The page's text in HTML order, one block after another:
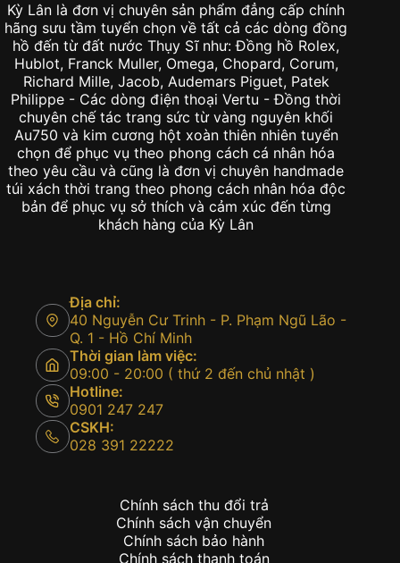
Kỳ Lân là đơn vị chuyên sản phẩm đẳng cấp chính
hãng sưu tầm tuyển chọn về tất cả các dòng đồng
hồ đến từ đất nước Thụy Sĩ như: Đồng hồ Rolex,
Hublot, Franck Muller, Omega, Chopard, Corum,
Richard Mille, Jacob, Audemars Piguet, Patek
Philippe - Các dòng điện thoại Vertu - Đồng thời
chuyên chế tác trang sức từ vàng nguyên khối
Au750 và kim cương hột xoàn thiên nhiên tuyển
chọn để phục vụ theo phong cách cá nhân hóa
theo yêu cầu và cũng là đơn vị chuyên handmade
túi xách thời trang theo phong cách nhân hóa độc
bản để phục vụ sở thích và cảm xúc đến từng
khách hàng của Kỳ Lân
Địa chỉ:
40 Nguyễn Cư Trinh - P. Phạm Ngũ Lão -
Q. 1 - Hồ Chí Minh
Thời gian làm việc:
09:00 - 20:00 ( thứ 2 đến chủ nhật )
Hotline:
0901 247 247
CSKH:
028 391 22222
Chính sách thu đổi trả
Chính sách vận chuyển
Chính sách bảo hành
Chính sách thanh toán